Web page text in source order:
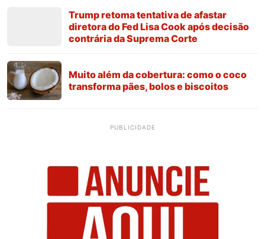
Trump retoma tentativa de afastar
diretora do Fed Lisa Cook após decisão
contrária da Suprema Corte
Muito além da cobertura: como o coco
transforma pães, bolos e biscoitos
PUBLICIDADE